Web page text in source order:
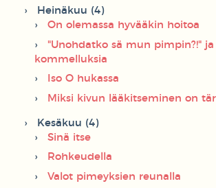
Heinäkuu (4)
On olemassa hyvääkin hoitoa
"Unohdatko sä mun pimpin?!"
kommelluksia
Iso O hukassa
Miksi kivun lääkitseminen on
Kesäkuu (4)
Sinä itse
Rohkeudella
Valot pimeyksien reunalla